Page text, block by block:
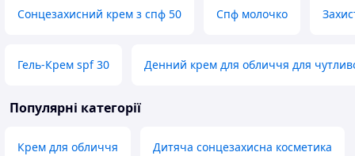
Сонцезахисний крем з спф 50 Спф молочко
Гель-Крем spf 30 Денний крем для обличчя для
Популярні категорії
Крем для обличчя Дитяча сонцезахисна косметика